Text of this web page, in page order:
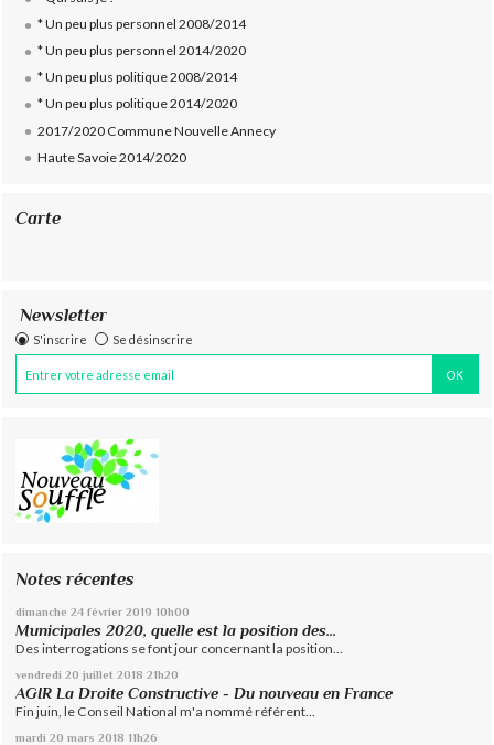
* Un peu plus personnel 2008/2014
* Un peu plus personnel 2014/2020
* Un peu plus politique 2008/2014
* Un peu plus politique 2014/2020
2017/2020 Commune Nouvelle Annecy
Haute Savoie 2014/2020
Carte
Newsletter
S'inscrire Se désinscrire
Notes récentes
dimanche 24 février 2019 10h00
Municipales 2020, quelle est la position des...
Des interrogations se font jour concernant la position...
vendredi 20 juillet 2018 21h20
AGIR La Droite Constructive - Du nouveau en France
Fin juin, le Conseil National m'a nommé référent...
mardi 20 mars 2018 11h26